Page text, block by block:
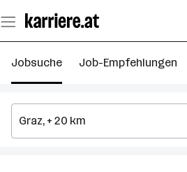
Seiteninhalt
springen
Jobsuche Job-Empfehlungen